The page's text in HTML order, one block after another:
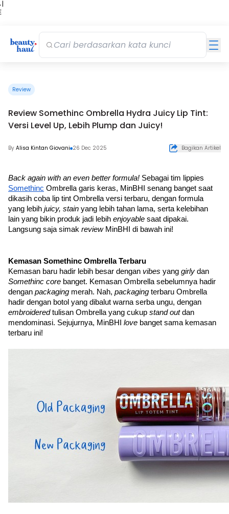
|
Review
Review Somethinc Ombrella Hydra Juicy Lip Tint:
Versi Level Up, Lebih Plump dan Juicy!
By Alisa Kintan Giovani 26 Dec 2025 Bagikan Artikel
Back again with an even better formula!
Somethinc Ombrella garis keras, MinBHI senang banget saat
dikasih coba lip tint Ombrella versi terbaru, dengan formula
yang lebih juicy, stain yang lebih tahan lama, serta kelebihan
lain yang bikin produk jadi lebih enjoyable saat dipakai.
Langsung saja simak review MinBHI di bawah ini!
Kemasan Somethinc Ombrella Terbaru
Kemasan baru hadir lebih besar dengan vibes yang girly
Somethinc core banget. Kemasan Ombrella sebelumnya hadir
dengan packaging merah. Nah, packaging terbaru Ombrella
embroidered tulisan Ombrella yang cukup stand out dan
mendominasi. Sejujurnya, MinBHI love banget sama kemasan
terbaru ini!